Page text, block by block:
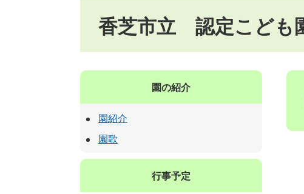
香芝市立 認定こども
本
園の紹介
園紹介
園歌
行事予定